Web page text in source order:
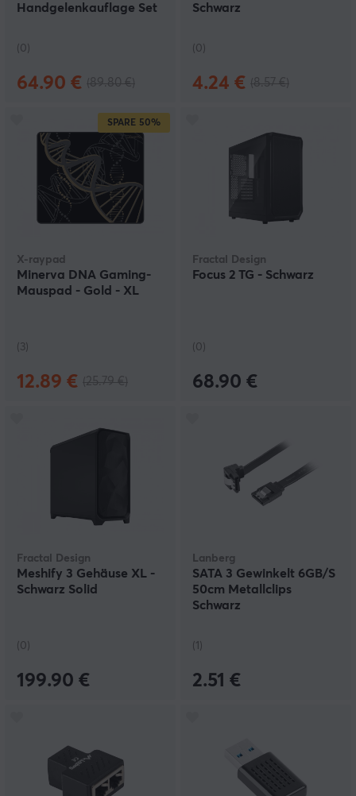
Handgelenkauflage Set
(0)
64.90 €
Schwarz
(0)
4.24 €
SPARE 50%
X-raypad
Minerva DNA Gaming-
Mauspad - Gold - XL
(3)
12.89 €
Fractal Design
Focus 2 TG - Schwarz
(0)
68.90 €
Fractal Design
Meshify 3 Gehäuse XL -
Schwarz Solid
(0)
199.90 €
Lanberg
SATA 3 Gewinkelt 6GB/S
50cm Metallclips
Schwarz
(1)
2.51 €